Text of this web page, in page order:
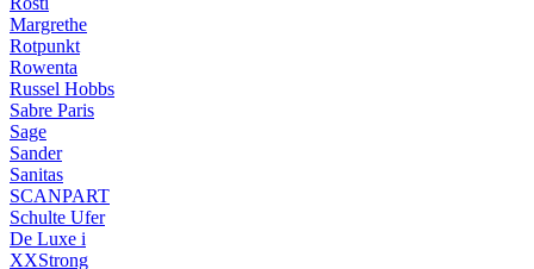
Margrethe
Rotpunkt
Rowenta
Russel Hobbs
Sabre Paris
Sage
Sander
Sanitas
SCANPART
Schulte Ufer
De Luxe i
XXStrong